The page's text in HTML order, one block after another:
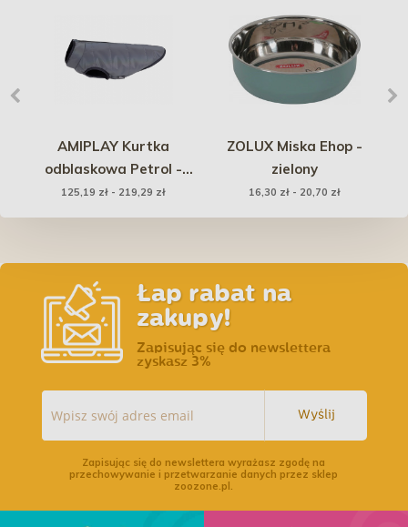
AMIPLAY Kurtka
odblaskowa Petrol -
szara
125,19 zł - 219,29 zł
ZOLUX Miska Ehop -
zielony
16,30 zł - 20,70 zł
Łap rabat na
zakupy!
Zapisując się do newslettera
zyskasz 3%
Wyślij
Zapisując się do newslettera wyrażasz zgodę na
przechowywanie i przetwarzanie danych przez sklep
zoozone.pl.